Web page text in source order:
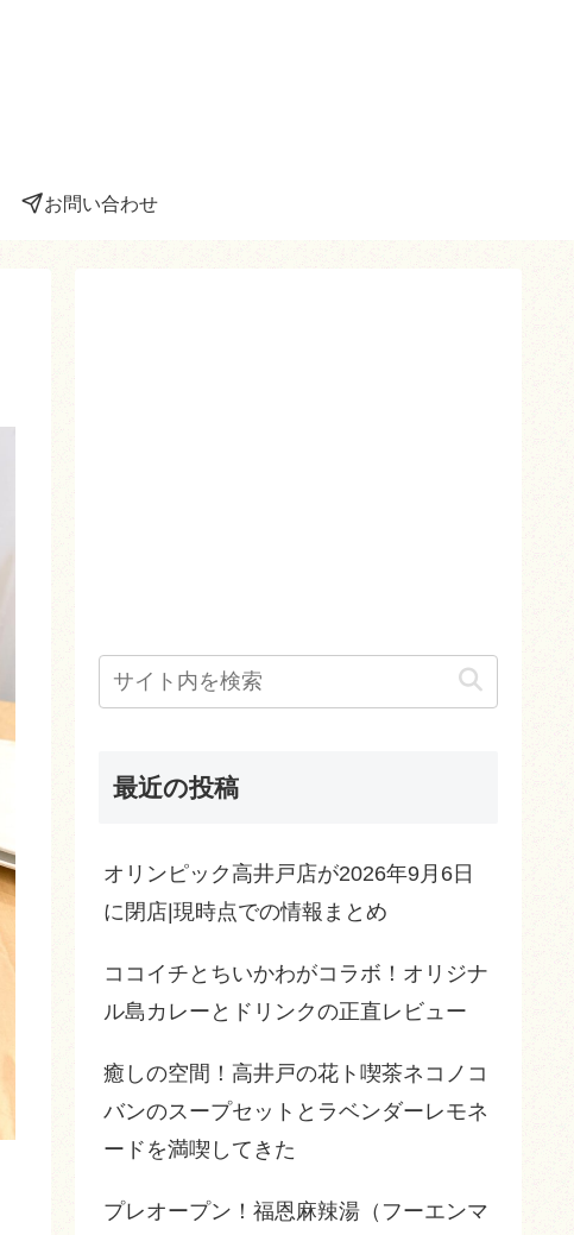
お問い合わせ
最近の投稿
オリンピック高井戸店が2026年9月6日
に閉店|現時点での情報まとめ
ココイチとちいかわがコラボ！オリジナ
ル島カレーとドリンクの正直レビュー
癒しの空間！高井戸の花ト喫茶ネコノコ
バンのスープセットとラベンダーレモネ
ードを満喫してきた
プレオープン！福恩麻辣湯（フーエンマ